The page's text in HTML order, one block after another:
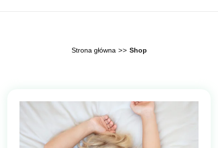
to
Strona główna >> Shop